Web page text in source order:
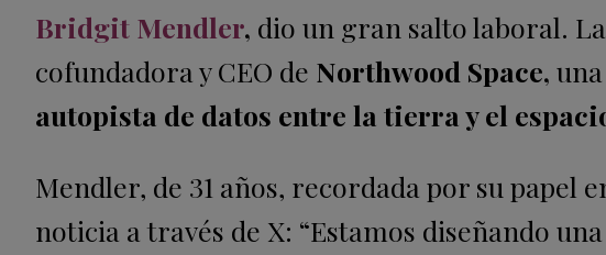
Bridgit Mendler, dio un gran salto laboral.
cofundadora y CEO de Northwood Space,
autopista de datos entre la tierra y el
Mendler, de 31 años, recordada por su papel
noticia a través de X: “Estamos diseñando